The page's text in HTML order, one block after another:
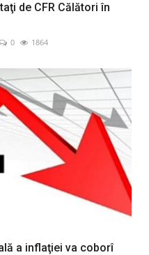
de CFR Călători în
0 1864
a inflaţiei va coborî